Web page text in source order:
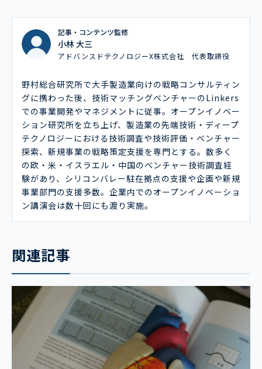
記事・コンテンツ監修
小林 大三
アドバンスドテクノロジーX株式会社 代表取締役
野村総合研究所で大手製造業向けの戦略コンサルティン
グに携わった後、技術マッチングベンチャーのLinkers
での事業開発やマネジメントに従事。オープンイノベー
ション研究所を立ち上げ、製造業の先端技術・ディープ
テクノロジーにおける技術調査や技術評価・ベンチャー
探索、新規事業の戦略策定支援を専門とする。数多く
の欧・米・イスラエル・中国のベンチャー技術調査経
験があり、シリコンバレー駐在拠点の支援や企画や新規
事業部門の支援多数。企業内でのオープンイノベーショ
ン講演会は数十回にも渡り実施。
関連記事